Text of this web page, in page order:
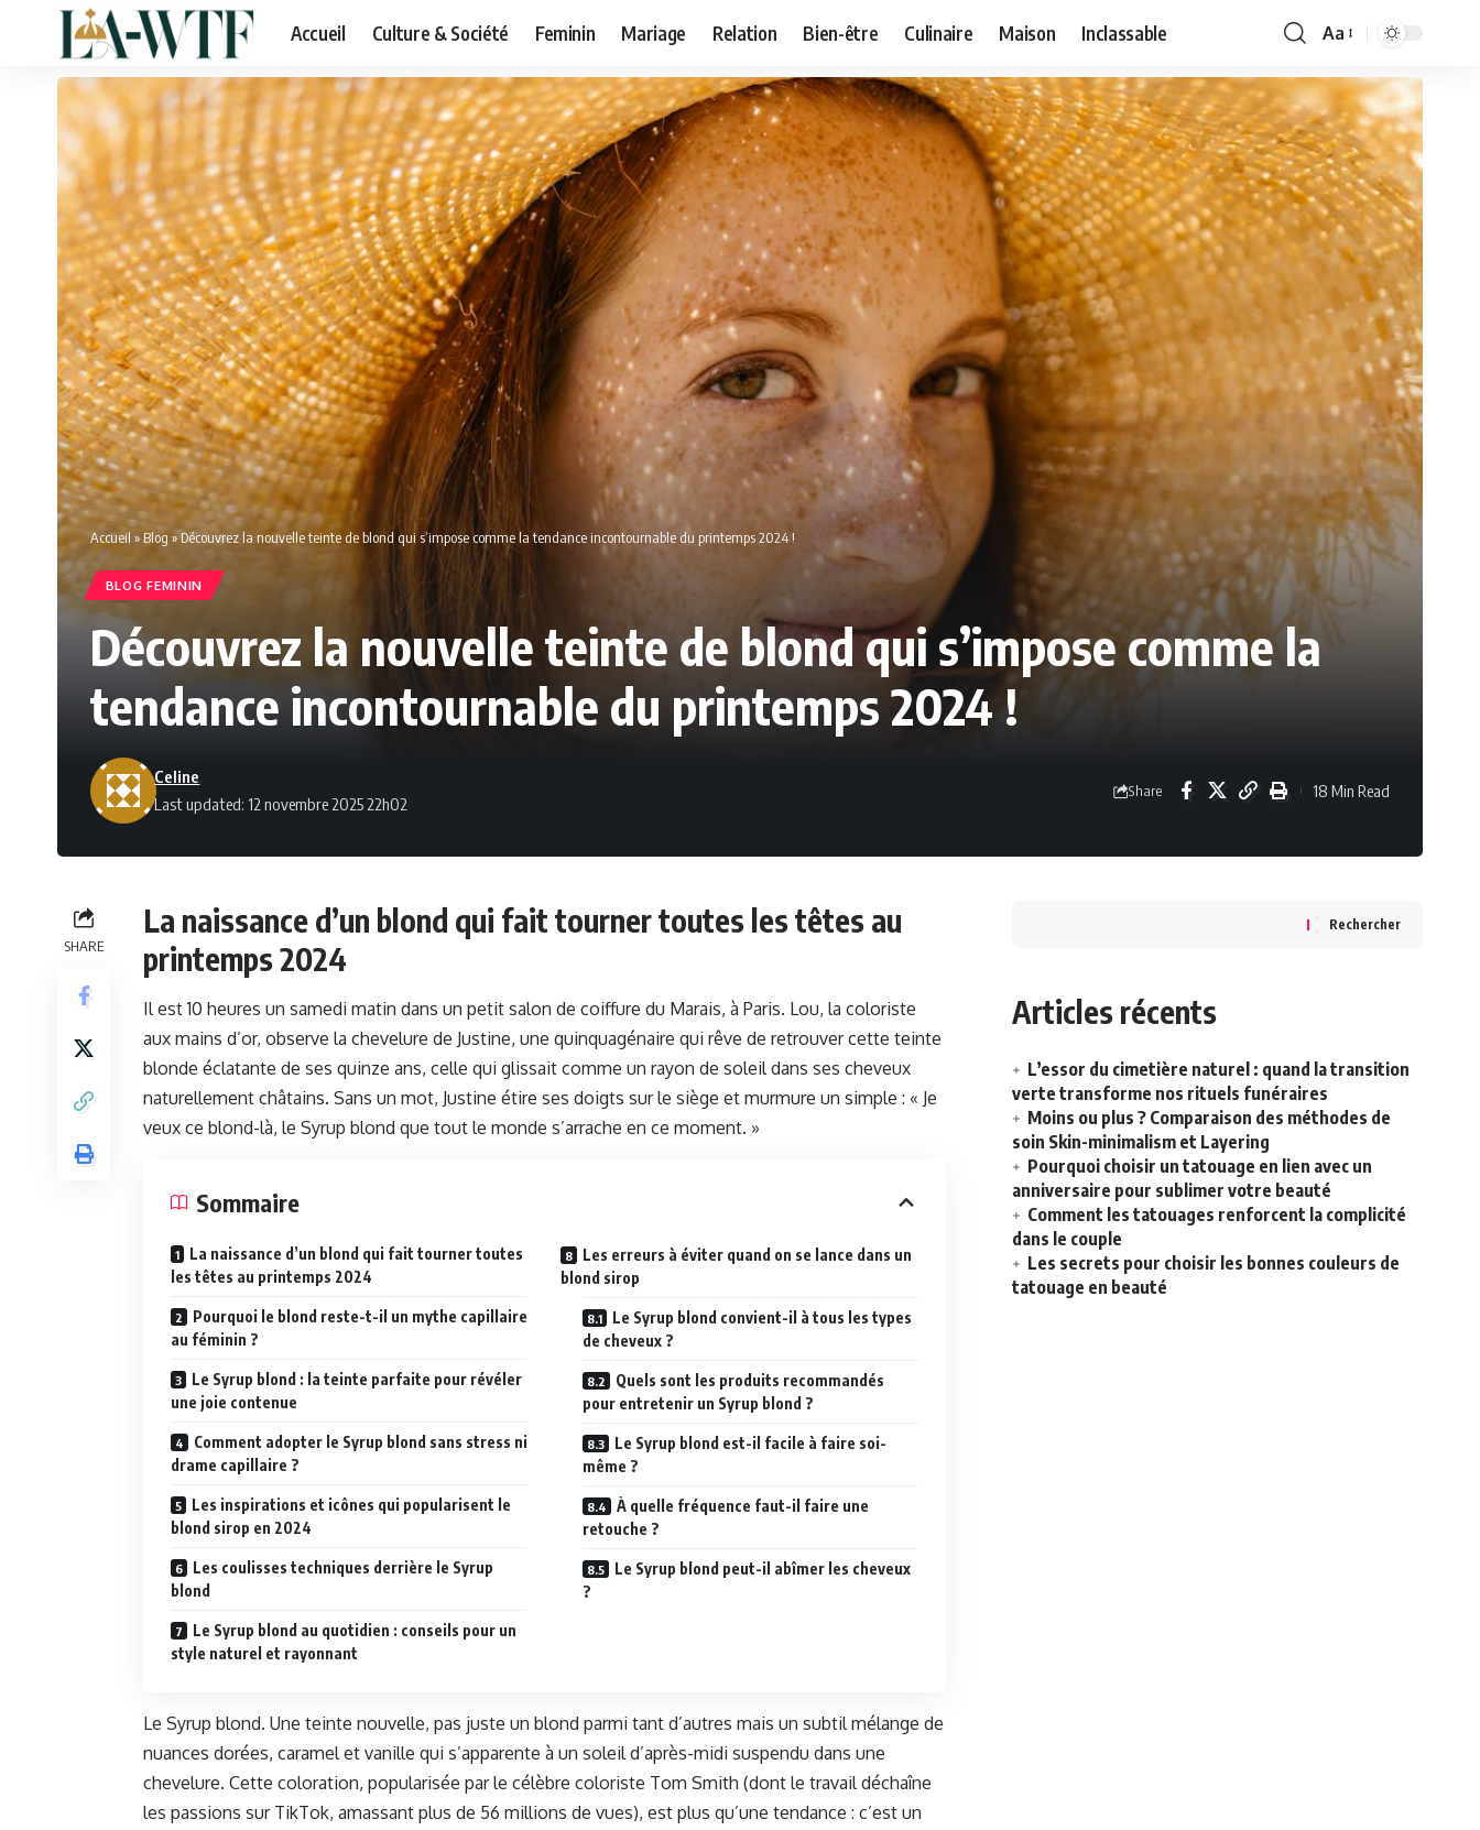
Accueil Culture & Société Feminin Mariage Relation Bien-être Culinaire Maison Inclassable
Font
Resizer
Aa
Accueil »Blog »Découvrez la nouvelle teinte de blond qui s’impose comme la tendance incontournable du printemps 2024 !
BLOG FEMININ
Découvrez la nouvelle teinte de blond qui s’impose comme la
tendance incontournable du printemps 2024 !
Last updated: 12 novembre 2025 22h02
Celine
Share 18 Min Read
SHARE
La naissance d’un blond qui fait tourner toutes les têtes au
printemps 2024
Il est 10 heures un samedi matin dans un petit salon de coiffure du Marais, à Paris. Lou, la coloriste
aux mains d’or, observe la chevelure de Justine, une quinquagénaire qui rêve de retrouver cette teinte
blonde éclatante de ses quinze ans, celle qui glissait comme un rayon de soleil dans ses cheveux
naturellement châtains. Sans un mot, Justine étire ses doigts sur le siège et murmure un simple : « Je
veux ce blond-là, le Syrup blond que tout le monde s’arrache en ce moment. »
Sommaire
La naissance d’un blond qui fait tourner toutes
les têtes au printemps 2024
Pourquoi le blond reste-t-il un mythe capillaire
au féminin ?
Le Syrup blond : la teinte parfaite pour révéler
une joie contenue
Comment adopter le Syrup blond sans stress ni
drame capillaire ?
Les inspirations et icônes qui popularisent le
blond sirop en 2024
Les coulisses techniques derrière le Syrup
blond
Le Syrup blond au quotidien : conseils pour un
style naturel et rayonnant
Les erreurs à éviter quand on se lance dans un
blond sirop
Le Syrup blond convient-il à tous les types
de cheveux ?
Quels sont les produits recommandés
pour entretenir un Syrup blond ?
Le Syrup blond est-il facile à faire soi-
même ?
À quelle fréquence faut-il faire une
retouche ?
Le Syrup blond peut-il abîmer les cheveux
?
Le Syrup blond. Une teinte nouvelle, pas juste un blond parmi tant d’autres mais un subtil mélange de
nuances dorées, caramel et vanille qui s’apparente à un soleil d’après-midi suspendu dans une
chevelure. Cette coloration, popularisée par le célèbre coloriste Tom Smith (dont le travail déchaîne
les passions sur TikTok, amassant plus de 56 millions de vues), est plus qu’une tendance : c’est un
Rechercher
Articles récents
L’essor du cimetière naturel : quand la transition
verte transforme nos rituels funéraires
Moins ou plus ? Comparaison des méthodes de
soin Skin-minimalism et Layering
Pourquoi choisir un tatouage en lien avec un
anniversaire pour sublimer votre beauté
Comment les tatouages renforcent la complicité
dans le couple
Les secrets pour choisir les bonnes couleurs de
tatouage en beauté